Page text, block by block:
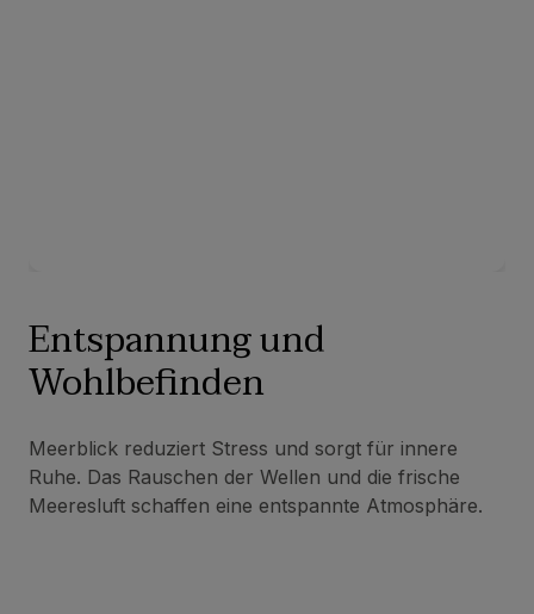
Entspannung und
Wohlbefinden
Meerblick reduziert Stress und sorgt für innere
Ruhe. Das Rauschen der Wellen und die frische
Meeresluft schaffen eine entspannte Atmosphäre.